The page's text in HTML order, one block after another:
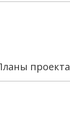
проекта